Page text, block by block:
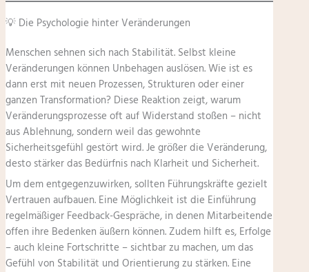
💡 Die Psychologie hinter Veränderungen
Menschen sehnen sich nach Stabilität. Selbst kleine
Veränderungen können Unbehagen auslösen. Wie ist es
dann erst mit neuen Prozessen, Strukturen oder einer
ganzen Transformation? Diese Reaktion zeigt, warum
Veränderungsprozesse oft auf Widerstand stoßen – nicht
aus Ablehnung, sondern weil das gewohnte
Sicherheitsgefühl gestört wird. Je größer die Veränderung,
desto stärker das Bedürfnis nach Klarheit und Sicherheit.
Um dem entgegenzuwirken, sollten Führungskräfte gezielt
Vertrauen aufbauen. Eine Möglichkeit ist die Einführung
regelmäßiger Feedback-Gespräche, in denen Mitarbeitende
offen ihre Bedenken äußern können. Zudem hilft es, Erfolge
– auch kleine Fortschritte – sichtbar zu machen, um das
Gefühl von Stabilität und Orientierung zu stärken. Eine